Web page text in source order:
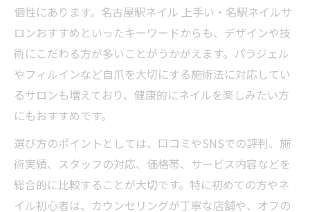
個性にあります。名古屋駅ネイル 上手い・名駅ネイルサ
ロンおすすめといったキーワードからも、デザインや技
術にこだわる方が多いことがうかがえます。パラジェル
やフィルインなど自爪を大切にする施術法に対応してい
るサロンも増えており、健康的にネイルを楽しみたい方
にもおすすめです。
選び方のポイントとしては、口コミやSNSでの評判、施
術実績、スタッフの対応、価格帯、サービス内容などを
総合的に比較することが大切です。特に初めての方やネ
イル初心者は、カウンセリングが丁寧な店舗や、オフの